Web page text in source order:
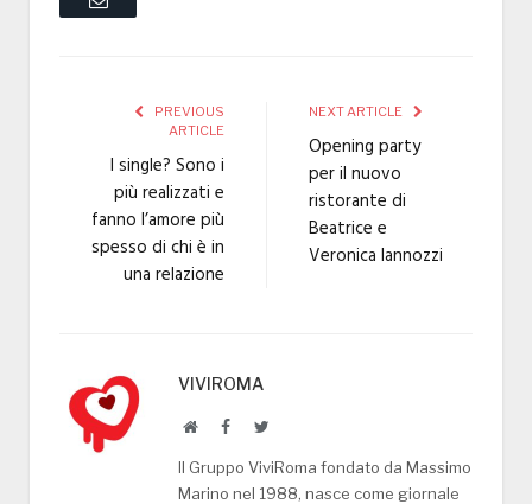
PREVIOUS
ARTICLE
I single? Sono i
più realizzati e
fanno l’amore più
spesso di chi è in
una relazione
NEXT ARTICLE
Opening party
per il nuovo
ristorante di
Beatrice e
Veronica Iannozzi
VIVIROMA
WebsiteFacebookTwitter
Il Gruppo ViviRoma fondato da Massimo
Marino nel 1988, nasce come giornale